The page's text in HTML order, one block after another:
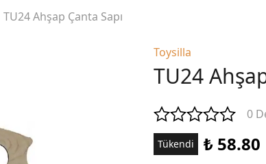
TU24 Ahşap Çanta Sapı
Toysilla
TU24
0
Tükendi ₺ 58.80